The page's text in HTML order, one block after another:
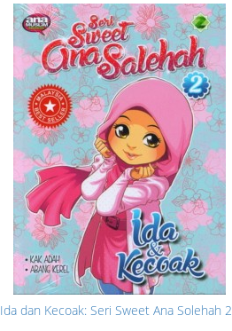
Ida dan Kecoak: Seri Sweet Ana Solehah 2